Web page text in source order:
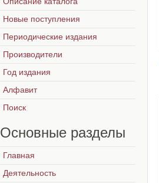
Новые поступления
Периодические издания
Производители
Год издания
Алфавит
Поиск
Основные разделы
Главная
Деятельность